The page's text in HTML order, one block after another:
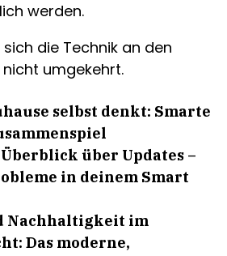
werden.
die Technik an den
umgekehrt.
selbst denkt: Smarte
über Updates –
in deinem Smart
Nachhaltigkeit im
Das moderne,